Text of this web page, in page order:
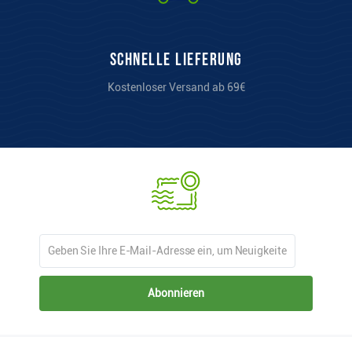
Schnelle Lieferung
Kostenloser Versand ab 69€
Abonnieren